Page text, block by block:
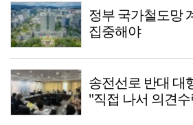
정부 국가철도망
집중해야
송전선로 반대 대
"직접 나서 의견